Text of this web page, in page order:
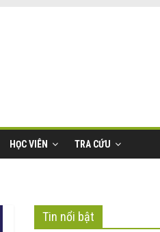
HỌC VIÊN TRA CỨU
Tin nổi bật